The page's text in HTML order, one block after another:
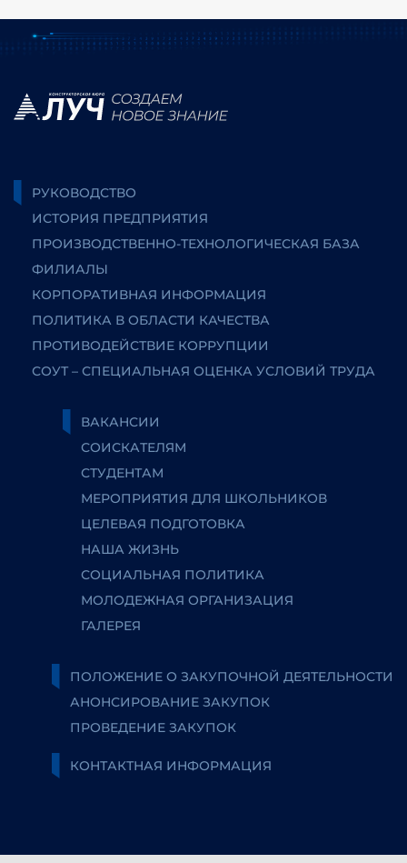
РУКОВОДСТВО
ИСТОРИЯ ПРЕДПРИЯТИЯ
ПРОИЗВОДСТВЕННО-ТЕХНОЛОГИЧЕСКАЯ БАЗА
ФИЛИАЛЫ
КОРПОРАТИВНАЯ ИНФОРМАЦИЯ
ПОЛИТИКА В ОБЛАСТИ КАЧЕСТВА
ПРОТИВОДЕЙСТВИЕ КОРРУПЦИИ
СОУТ – СПЕЦИАЛЬНАЯ ОЦЕНКА УСЛОВИЙ ТРУДА
ВАКАНСИИ
СОИСКАТЕЛЯМ
СТУДЕНТАМ
МЕРОПРИЯТИЯ ДЛЯ ШКОЛЬНИКОВ
ЦЕЛЕВАЯ ПОДГОТОВКА
НАША ЖИЗНЬ
СОЦИАЛЬНАЯ ПОЛИТИКА
МОЛОДЕЖНАЯ ОРГАНИЗАЦИЯ
ГАЛЕРЕЯ
ПОЛОЖЕНИЕ О ЗАКУПОЧНОЙ ДЕЯТЕЛЬНОСТИ
АНОНСИРОВАНИЕ ЗАКУПОК
ПРОВЕДЕНИЕ ЗАКУПОК
КОНТАКТНАЯ ИНФОРМАЦИЯ